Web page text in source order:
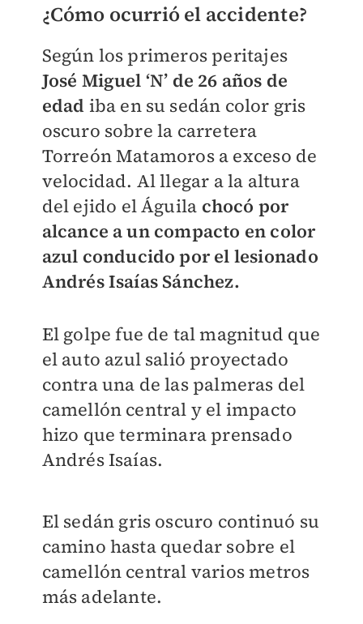
¿Cómo ocurrió el accidente?
Según los primeros peritajes
José Miguel ‘N’ de 26 años de
edad iba en su sedán color gris
oscuro sobre la carretera
Torreón Matamoros a exceso de
velocidad. Al llegar a la altura
del ejido el Águila chocó por
alcance a un compacto en color
azul conducido por el lesionado
Andrés Isaías Sánchez.
El golpe fue de tal magnitud que
el auto azul salió proyectado
contra una de las palmeras del
camellón central y el impacto
hizo que terminara prensado
Andrés Isaías.
El sedán gris oscuro continuó su
camino hasta quedar sobre el
camellón central varios metros
más adelante.